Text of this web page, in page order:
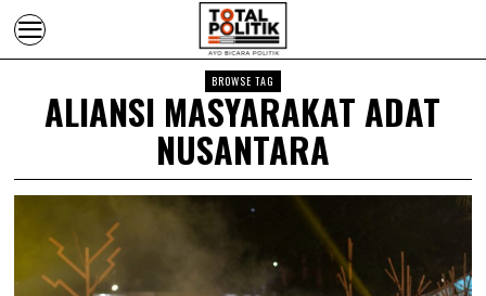
BROWSE TAG
ALIANSI MASYARAKAT ADAT
NUSANTARA